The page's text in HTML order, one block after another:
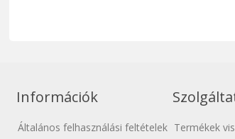
Információk
Általános felhasználási feltételek Termékek